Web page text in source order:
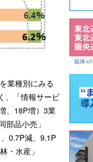
業種別にみる
、「情報サービ
、18P増）3業
品小売」
0.7P減、9.1P
・水産」